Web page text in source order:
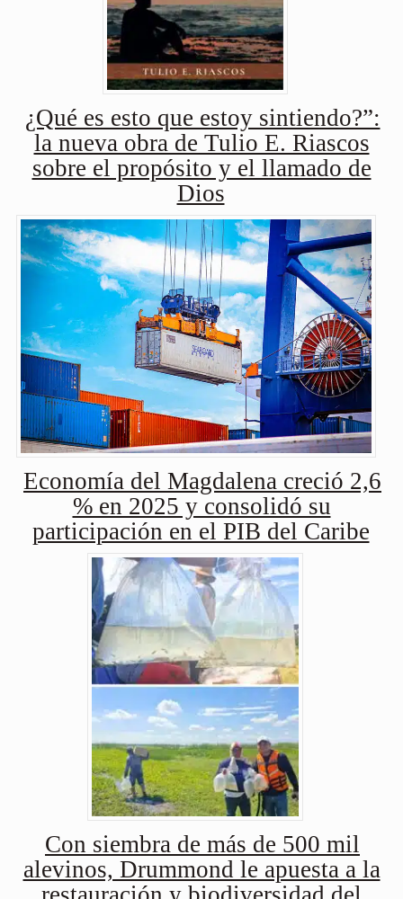
¿Qué es esto que estoy sintiendo?”:
la nueva obra de Tulio E. Riascos
sobre el propósito y el llamado de
Dios
Economía del Magdalena creció 2,6
% en 2025 y consolidó su
participación en el PIB del Caribe
Con siembra de más de 500 mil
alevinos, Drummond le apuesta a la